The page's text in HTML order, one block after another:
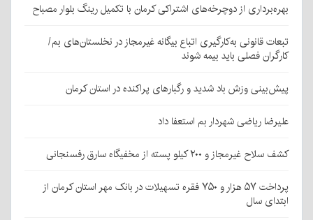
بهره‌برداری از دوچرخه‌های اشتراکی کرمان با تکمیل رینگ بلوار مصباح
تبعات قانونی به‌کارگیری اتباع بیگانه غیرمجاز در نخلستان‌های بم/
کارگران فصلی باید بیمه شوند
پیش‌بینی وزش باد شدید و رگبارهای پراکنده در استان کرمان
علیرضا ریاضی شهردار بم استعفا داد
کشف سلاح غیرمجاز و ۲۰۰ کیلو پسته از مخفیگاه سارق رفسنجانی
پرداخت ۵۷ هزار و ۷۵۰ فقره تسهیلات در بانک مهر استان کرمان از
ابتدای سال